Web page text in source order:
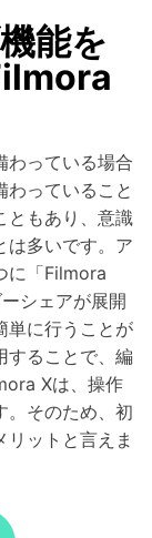
能を
わっている場合
わっていること
ともあり、意識
は多いです。ア
に「Filmora
シェアが展開
単に行うことが
することで、編
Xは、操作
。そのため、初
ットと言えま